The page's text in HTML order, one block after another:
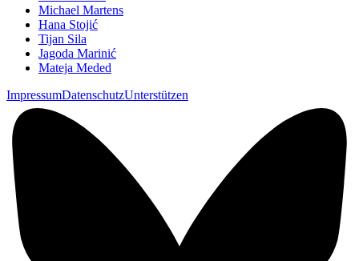
Michael Martens
Hana Stojić
Tijan Sila
Jagoda Marinić
Mateja Meded
ImpressumDatenschutzUnterstützen